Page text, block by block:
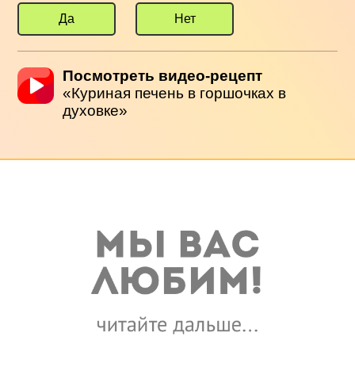
Да Нет
Посмотреть видео-рецепт
«Куриная печень в горшочках в
духовке»